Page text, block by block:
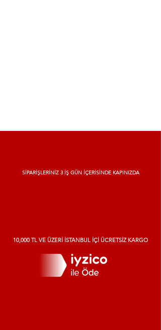
SİPARİŞLERİNİZ 3 İŞ GÜN İÇERİSİNDE KAPINIZDA
10,000 TL VE ÜZERİ İSTANBUL İÇİ ÜCRETSİZ KARGO